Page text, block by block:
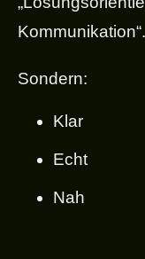
Kommunikation“.
Sondern:
Klar
Echt
Nah